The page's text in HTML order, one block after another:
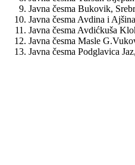
Javna česma Bukovik,
Javna česma Avdina i
Javna česma Avdićkuša
Javna česma Masle
Javna česma Podglavica